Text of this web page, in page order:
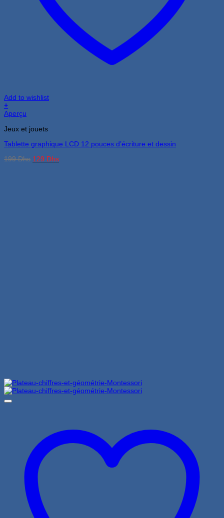
Add to wishlist
+
Aperçu
Jeux et jouets
Tablette graphique LCD 12 pouces d’écriture et dessin
199Dhs Le
129 DhsLe